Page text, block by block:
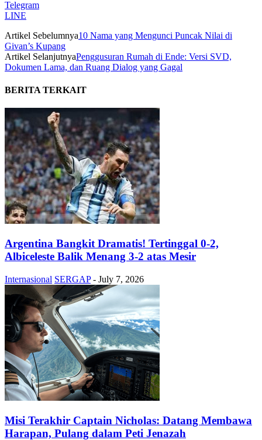
Telegram
LINE
Artikel Sebelumnya10 Nama yang Mengunci Puncak Nilai di
Givan’s Kupang
Artikel SelanjutnyaPenggusuran Rumah di Ende: Versi SVD,
Dokumen Lama, dan Ruang Dialog yang Gagal
BERITA TERKAIT
Argentina Bangkit Dramatis! Tertinggal 0-2,
Albiceleste Balik Menang 3-2 atas Mesir
Internasional SERGAP - July 7, 2026
Misi Terakhir Captain Nicholas: Datang Membawa
Harapan, Pulang dalam Peti Jenazah